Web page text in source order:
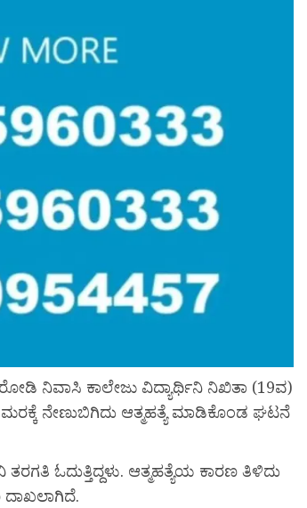
ನಿವಾಸಿ ಕಾಲೇಜು ವಿದ್ಯಾರ್ಥಿನಿ ನಿಖಿತಾ (19ವ)
ನೇಣುಬಿಗಿದು ಆತ್ಮಹತ್ಯೆ ಮಾಡಿಕೊಂಡ ಘಟನೆ
ಓದುತ್ತಿದ್ದಳು. ಆತ್ಮಹತ್ಯೆಯ ಕಾರಣ ತಿಳಿದು
ದಾಖಲಾಗಿದೆ.